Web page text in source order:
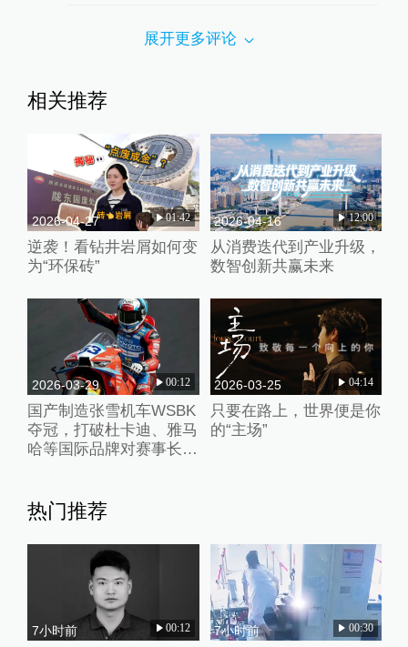
展开更多评论
相关推荐
2026-04-27 01:42
逆袭！看钻井岩屑如何变
为“环保砖”
2026-04-16 12:00
从消费迭代到产业升级，
数智创新共赢未来
2026-03-29 00:12
国产制造张雪机车WSBK
夺冠，打破杜卡迪、雅马
哈等国际品牌对赛事长期
2026-03-25 04:14
只要在路上，世界便是你
的“主场”
热门推荐
7小时前 00:12 7小时前 00:30